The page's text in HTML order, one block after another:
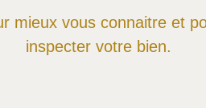
mieux vous connaitre et
inspecter votre bien.